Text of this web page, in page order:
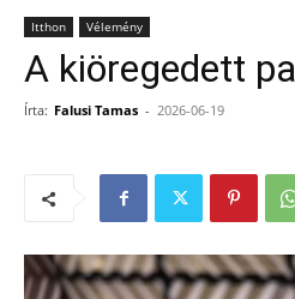
Itthon Vélemény
A kiöregedett
Írta: Falusi Tamas - 2026-06-19